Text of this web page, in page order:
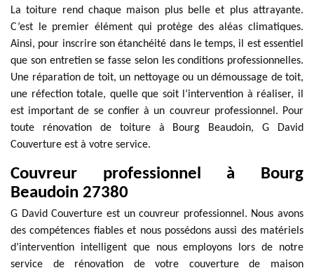
La toiture rend chaque maison plus belle et plus attrayante.
C’est le premier élément qui protège des aléas climatiques.
Ainsi, pour inscrire son étanchéité dans le temps, il est essentiel
que son entretien se fasse selon les conditions professionnelles.
Une réparation de toit, un nettoyage ou un démoussage de toit,
une réfection totale, quelle que soit l’intervention à réaliser, il
est important de se confier à un couvreur professionnel. Pour
toute rénovation de toiture à Bourg Beaudoin, G David
Couverture est à votre service.
Couvreur professionnel à Bourg
Beaudoin 27380
G David Couverture est un couvreur professionnel. Nous avons
des compétences fiables et nous possédons aussi des matériels
d’intervention intelligent que nous employons lors de notre
service de rénovation de votre couverture de maison